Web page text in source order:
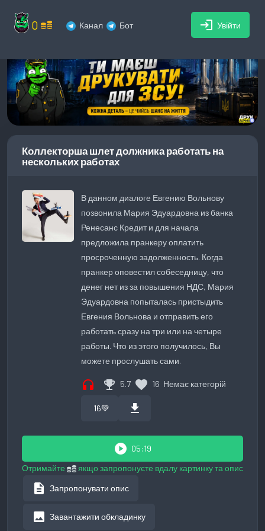
0 Канал Бот login Увійти
Коллекторша шлет должника работать на
нескольких работах
В данном диалоге Евгению Вольнову
позвонила Мария Эдуардовна из банка
Ренесанс Кредит и для начала
предложила пранкеру оплатить
просроченную задолженность. Когда
пранкер оповестил собеседницу, что
денег нет из за повышения НДС, Мария
Эдуардовна попыталась пристыдить
Евгения Вольнова и отправить его
работать сразу на три или на четыре
работы. Что из этого получилось, Вы
можете прослушать сами.
headphones emoji_events 5.7 favorite 16 Немає категорій
16💚 download
play_circle 05:19
Отримайте
якщо запропонуєте вдалу картинку та опис
description Запропонувати опис
image Завантажити обкладинку